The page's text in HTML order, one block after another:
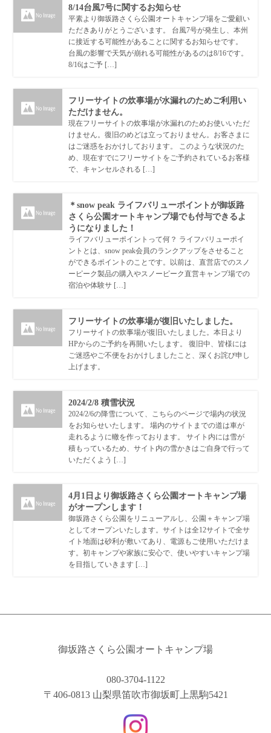
8/14台風7号に関するお知らせ
平素より御坂路さくら公園オートキャンプ場をご愛顧い
ただきありがとうございます。 台風7号が発生し、本州
に接近する可能性があることに関するお知らせです。
台風の影響で天気が崩れる可能性があるのは8/16です。
8/16はご予 […]
フリーサイトの炊事場が水漏れのためご利用い
ただけません。
現在フリーサイトの炊事場が水漏れのためお使いいただ
けません。復旧のめどは立っておりません。お客さまに
はご迷惑をおかけしております。 このような状況のた
め、現在すでにフリーサイトをご予約されているお客様
で、キャンセルされる […]
＊snow peak ライフバリューポイントが御坂路
さくら公園オートキャンプ場でも付与できるよ
うになりました！
ライフバリューポイントって何？ ライフバリューポイ
ントとは、snow peak会員のランクアップをさせること
ができるポイントのことです。以前は、直営店でのスノ
ーピーク製品の購入やスノーピーク直営キャンプ場での
宿泊や体験サ […]
フリーサイトの炊事場が復旧いたしました。
フリーサイトの炊事場が復旧いたしました。本日より
HPからのご予約を再開いたします。 復旧中、皆様には
ご迷惑やご不便をおかけしましたこと、深くお詫び申し
上げます。
2024/2/8 積雪状況
2024/2/6の降雪について、こちらのページで場内の状況
をお知らせいたします。 場内のサイトまでの道は車が
走れるように轍を作っております。 サイト内には雪が
積もっているため、サイト内の雪かきはご自身で行って
いただくよう […]
4月1日より御坂路さくら公園オートキャンプ場
がオープンします！
御坂路さくら公園をリニューアルし、公園＋キャンプ場
としてオープンいたします。サイトは全12サイトで全サ
イト地面は砂利が敷いてあり、電源もご使用いただけま
す。初キャンプや家族に安心で、使いやすいキャンプ場
を目指していきます […]
御坂路さくら公園オートキャンプ場
080-3704-1122
〒406-0813 山梨県笛吹市御坂町上黒駒5421